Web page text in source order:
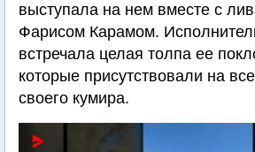
выступала на нем вместе с
Фарисом Карамом.
встречала целая толпа ее
которые присутствовали на
своего кумира.